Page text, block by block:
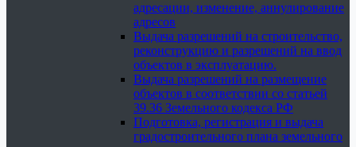
адресации, изменение, аннулирование
адресов
Выдача разрешений на строительство,
реконструкцию и разрешений на ввод
объектов в эксплуатацию.
Выдача разрешений на размещение
объектов в соответствии со статьей
39.36 Земельного кодекса РФ
Подготовка, регистрация и выдача
градостроительного плана земельного